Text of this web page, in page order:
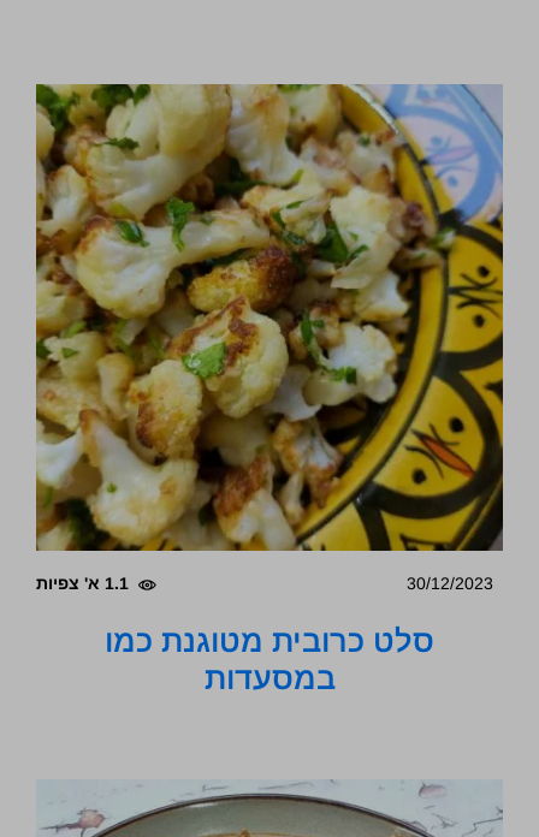
30/12/2023 1.1 א' צפיות
סלט כרובית מטוגנת כמו
במסעדות